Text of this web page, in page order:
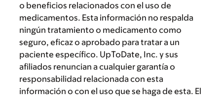
o beneficios relacionados con el uso de
medicamentos. Esta información no respalda
ningún tratamiento o medicamento como
seguro, eficaz o aprobado para tratar a un
paciente específico. UpToDate, Inc. y sus
afiliados renuncian a cualquier garantía o
responsabilidad relacionada con esta
información o con el uso que se haga de esta. El